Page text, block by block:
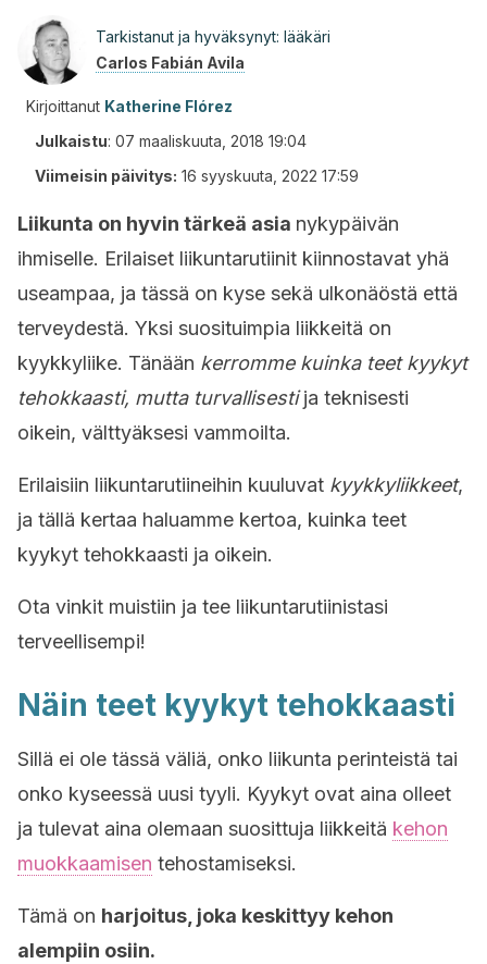
Tarkistanut ja hyväksynyt: lääkäri
Carlos Fabián Avila
Kirjoittanut Katherine Flórez
Julkaistu: 07 maaliskuuta, 2018 19:04
Viimeisin päivitys: 16 syyskuuta, 2022 17:59
Liikunta on hyvin tärkeä asia nykypäivän
ihmiselle. Erilaiset liikuntarutiinit kiinnostavat yhä
useampaa, ja tässä on kyse sekä ulkonäöstä että
terveydestä. Yksi suosituimpia liikkeitä on
kyykkyliike. Tänään kerromme kuinka teet kyykyt
tehokkaasti, mutta turvallisestija teknisesti
oikein, välttyäksesi vammoilta.
Erilaisiin liikuntarutiineihin kuuluvat kyykkyliikkeet,
ja tällä kertaa haluamme kertoa, kuinka teet
kyykyt tehokkaasti ja oikein.
Ota vinkit muistiin ja tee liikuntarutiinistasi
terveellisempi!
Näin teet kyykyt tehokkaasti
Sillä ei ole tässä väliä, onko liikunta perinteistä tai
onko kyseessä uusi tyyli. Kyykyt ovat aina olleet
ja tulevat aina olemaan suosittuja liikkeitä kehon
muokkaamisen tehostamiseksi.
Tämä on harjoitus, joka keskittyy kehon
alempiin osiin.